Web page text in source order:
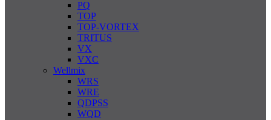
PQ
TOP
TOP-VORTEX
TRITUS
VX
VXC
Wellmix
WRS
WRE
QDPSS
WQD